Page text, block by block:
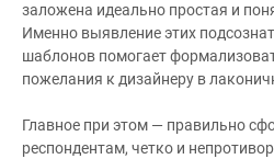
заложена идеально простая и
Именно выявление этих
шаблонов помогает
пожелания к дизайнеру в
Главное при этом — правильно
респондентам, четко и